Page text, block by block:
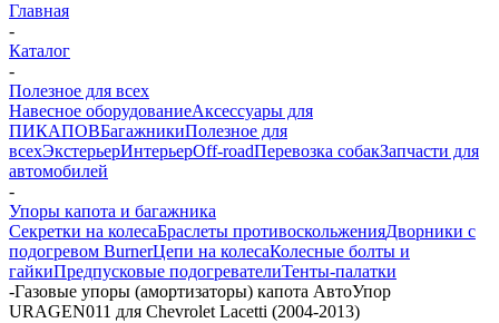
Главная
-
Каталог
-
Полезное для всех
Навесное оборудованиеАксессуары для
ПИКАПОВБагажникиПолезное для
всехЭкстерьерИнтерьерOff-roadПеревозка собакЗапчасти для
автомобилей
-
Упоры капота и багажника
Секретки на колесаБраслеты противоскольженияДворники с
подогревом BurnerЦепи на колесаКолесные болты и
гайкиПредпусковые подогревателиТенты-палатки
-Газовые упоры (амортизаторы) капота АвтоУпор
URAGEN011 для Chevrolet Lacetti (2004-2013)